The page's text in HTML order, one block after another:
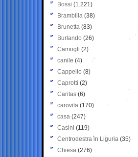
Bossi (1.221)
Brambilla (38)
Brunetta (83)
Burlando (26)
Camogli (2)
canile (4)
Cappello (8)
Caprotti (2)
Caritas (6)
carovita (170)
casa (247)
Casini (119)
Centrodestra in Liguria (35)
Chiesa (276)